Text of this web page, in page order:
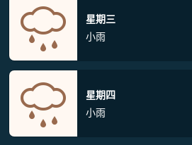
星期三
小雨
星期四
小雨